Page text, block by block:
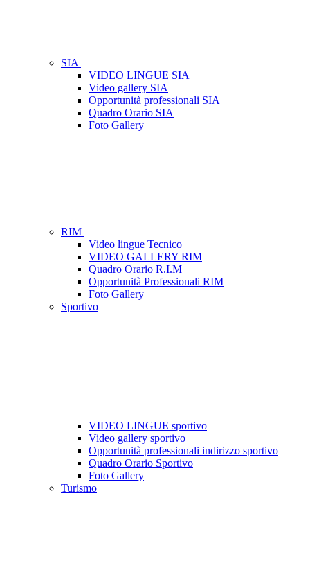
SIA
VIDEO LINGUE SIA
Video gallery SIA
Opportunità professionali SIA
Quadro Orario SIA
Foto Gallery
RIM
Video lingue Tecnico
VIDEO GALLERY RIM
Quadro Orario R.I.M
Opportunità Professionali RIM
Foto Gallery
Sportivo
VIDEO LINGUE sportivo
Video gallery sportivo
Opportunità professionali indirizzo sportivo
Quadro Orario Sportivo
Foto Gallery
Turismo